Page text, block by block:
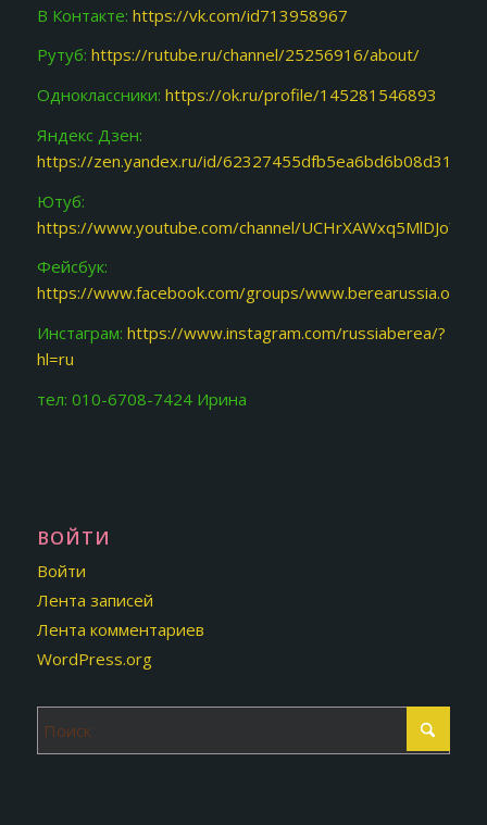
В Контакте: https://vk.com/id713958967
Рутуб: https://rutube.ru/channel/25256916/about/
Одноклассники: https://ok.ru/profile/145281546893
Яндекс Дзен:
https://zen.yandex.ru/id/62327455dfb5ea6bd6b08d31
Ютуб:
https://www.youtube.com/channel/
Фейсбук:
https://www.facebook.com/groups/www.berearussia.org/
Инстаграм: https://www.instagram.com/russiaberea/?
hl=ru
тел: 010-6708-7424 Ирина
ВОЙТИ
Войти
Лента записей
Лента комментариев
WordPress.org